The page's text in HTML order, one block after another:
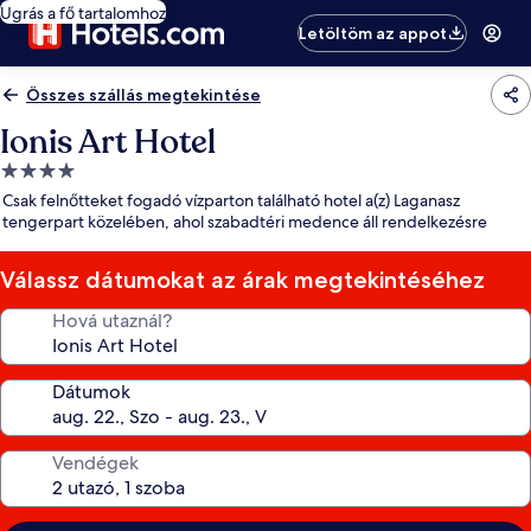
Ugrás a fő tartalomhoz
Letöltöm az appot
Összes szállás megtekintése
Ionis Art Hotel
4.0
csillagos
szálláshely
Csak felnőtteket fogadó vízparton található hotel a(z) Laganasz
tengerpart közelében, ahol szabadtéri medence áll rendelkezésre
Válassz dátumokat az árak megtekintéséhez
Hová utaznál?
Dátumok
Vendégek